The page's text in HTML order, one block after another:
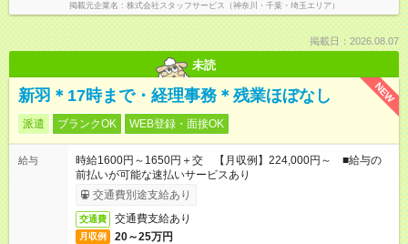
掲載元企業名 株式会社スタッフサービス（神奈川・千葉・埼玉エリア）
掲載日：2026.08.07
未読
NEW
新羽＊17時まで・経理事務＊残業ほぼなし
派遣 ブランクOK WEB登録・面接OK
給与
時給1600円～1650円＋交 【月収例】224,000円～ ■給与の
前払いが可能な速払いサービスあり
交通費別途支給あり
交通費 交通費支給あり
月収例 20～25万円